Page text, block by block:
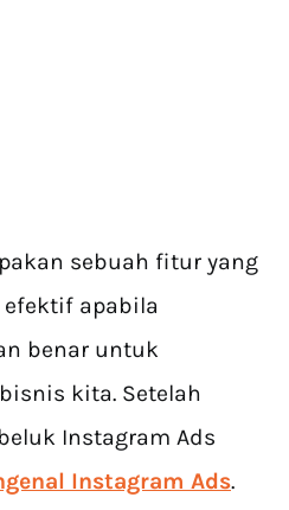
sebuah fitur yang
efektif apabila
benar untuk
kita. Setelah
Instagram Ads
Instagram Ads.